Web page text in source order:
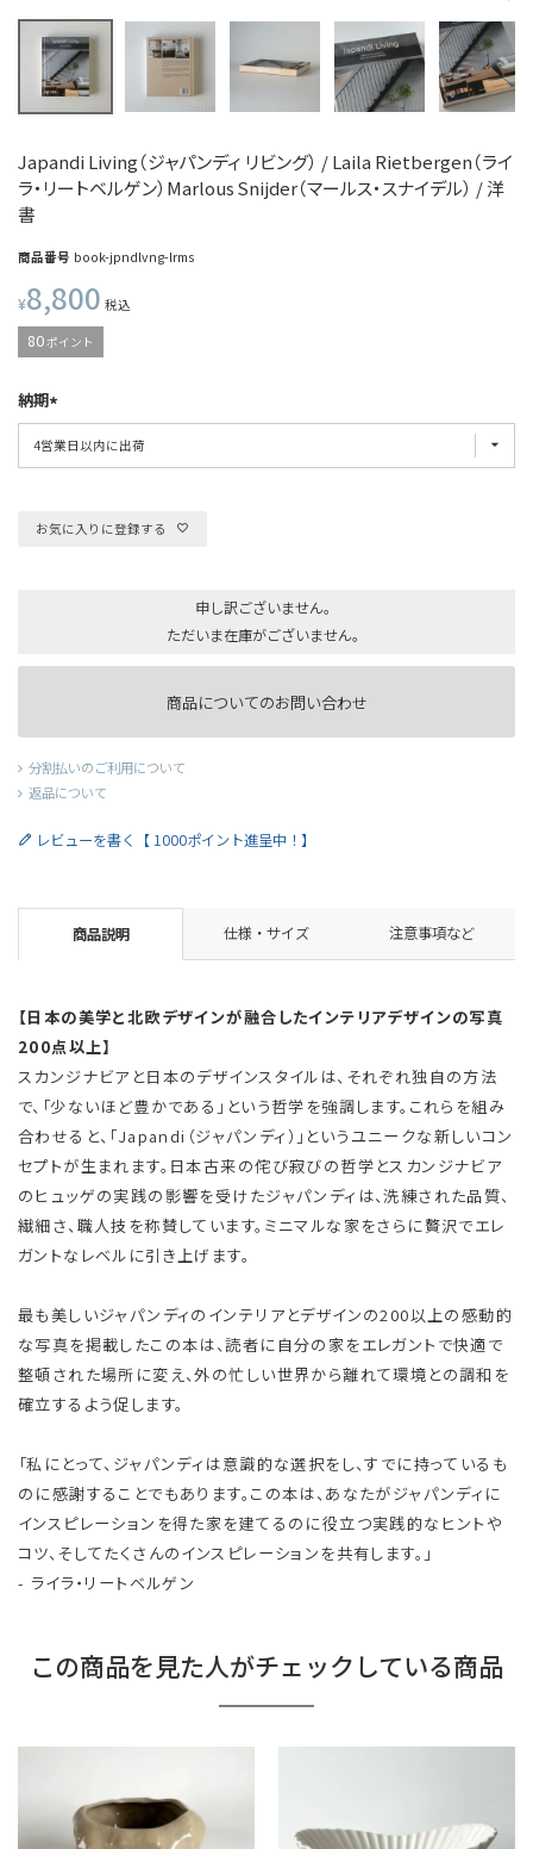
Japandi Living（ジャパンディ リビング） / Laila Rietbergen（ライ
ラ・リートベルゲン）Marlous Snijder（マールス・スナイデル） / 洋
書
商品番号 book-jpndlvng-lrms
¥8,800 税込
80ポイント
納期
お気に入りに登録する
申し訳ございません。
ただいま在庫がございません。
商品についてのお問い合わせ
分割払いのご利用について
返品について
レビューを書く【 1000ポイント進呈中！】
商品説明 仕様・サイズ 注意事項など
【日本の美学と北欧デザインが融合したインテリアデザインの写真
200点以上】
スカンジナビアと日本のデザインスタイルは、それぞれ独自の方法
で、「少ないほど豊かである」という哲学を強調します。これらを組み
合わせると、「Japandi（ジャパンディ）」というユニークな新しいコン
セプトが生まれます。日本古来の侘び寂びの哲学とスカンジナビア
のヒュッゲの実践の影響を受けたジャパンディは、洗練された品質、
繊細さ、職人技を称賛しています。ミニマルな家をさらに贅沢でエレ
ガントなレベルに引き上げます。
最も美しいジャパンディのインテリアとデザインの200以上の感動的
な写真を掲載したこの本は、読者に自分の家をエレガントで快適で
整頓された場所に変え、外の忙しい世界から離れて環境との調和を
確立するよう促します。
「私にとって、ジャパンディは意識的な選択をし、すでに持っているも
のに感謝することでもあります。この本は、あなたがジャパンディに
インスピレーションを得た家を建てるのに役立つ実践的なヒントや
コツ、そしてたくさんのインスピレーションを共有します。」
- ライラ・リートベルゲン
この商品を見た人がチェックしている商品